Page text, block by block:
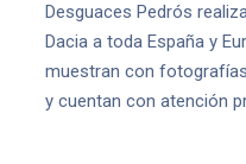
Desguaces Pedrós
Dacia a toda España y
muestran con
y cuentan con atención